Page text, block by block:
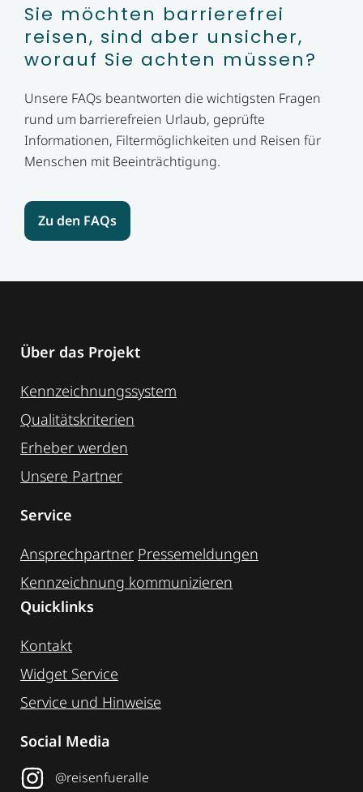
Sie möchten barrierefrei
reisen, sind aber unsicher,
worauf Sie achten müssen?
Unsere FAQs beantworten die wichtigsten Fragen
rund um barrierefreien Urlaub, geprüfte
Informationen, Filtermöglichkeiten und Reisen für
Menschen mit Beeinträchtigung.
Zu den FAQs
Über das Projekt
Kennzeichnungssystem
Qualitätskriterien
Erheber werden
Unsere Partner
Service
Ansprechpartner Pressemeldungen
Kennzeichnung ­kommunizieren
Quicklinks
Kontakt
Widget Service
Service und Hinweise
Social Media
@reisenfueralle